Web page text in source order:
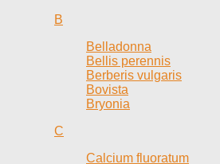
B
Belladonna
Bellis perennis
Berberis vulgaris
Bovista
Bryonia
C
Calcium fluoratum